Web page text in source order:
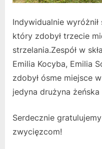
Indywidualnie
który zdobył trzecie
strzelania.Zespół w
Emilia Kocyba, Emilia
zdobył ósme miejsce
jedyna drużyna
Serdecznie
zwycięzcom!